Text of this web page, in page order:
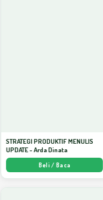
STRATEGI PRODUKTIF MENULIS
UPDATE - Arda Dinata
Beli / Baca